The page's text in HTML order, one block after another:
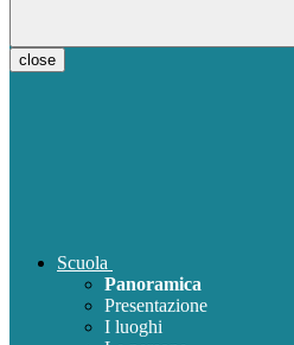
close
Scuola
Panoramica
Presentazione
I luoghi